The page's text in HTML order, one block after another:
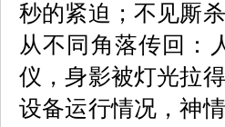
秒的紧迫；不见厮
从不同角落传回：
仪，身影被灯光拉
设备运行情况，神